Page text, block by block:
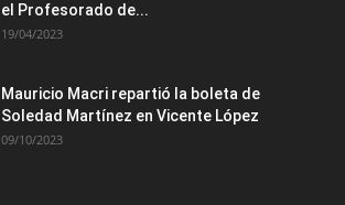
el Profesorado de...
19/04/2023
Mauricio Macri repartió la boleta de
Soledad Martínez en Vicente López
09/10/2023